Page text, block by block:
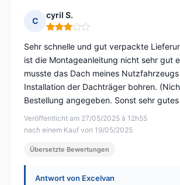
C
cyril S.
Hinweis: 3 von 5
Veröffentlicht am 27/05/2025 à 12h55
nach einem Kauf von 19/05/2025
Sehr schnelle und gut verpackte
ist die Montageanleitung nicht sehr gut
musste das Dach meines
Installation der Dachträger bohren.
Bestellung angegeben. Sonst sehr
Übersetzte Bewertungen
Antwort von Excelvan